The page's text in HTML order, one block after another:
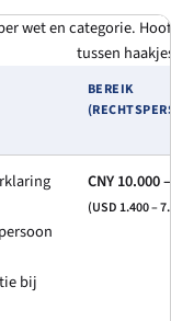
en categorie.
tussen
BEREIK
bij
CNY 10.000
(USD 1.400 –